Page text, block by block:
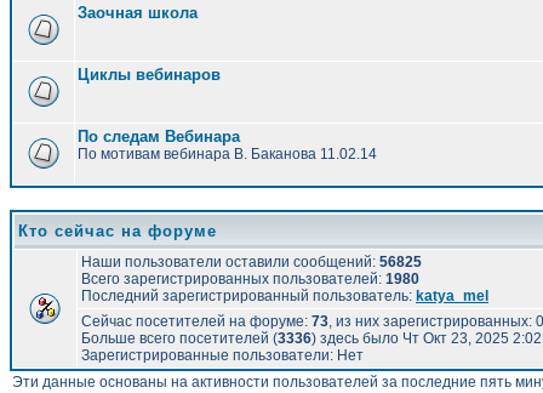
Заочная школа
Циклы вебинаров
По следам Вебинара
По мотивам вебинара В. Баканова 11.02.14
Кто сейчас на форуме
Наши пользователи оставили сообщений: 56825
Всего зарегистрированных пользователей: 1980
Последний зарегистрированный пользователь: katya_mel
Сейчас посетителей на форуме: 73, из них
Больше всего посетителей (3336) здесь было Чт Окт 23, 2025
Зарегистрированные пользователи: Нет
Эти данные основаны на активности пользователей за последние пять